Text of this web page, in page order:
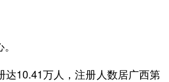
达10.41万人，注册人数居广西第